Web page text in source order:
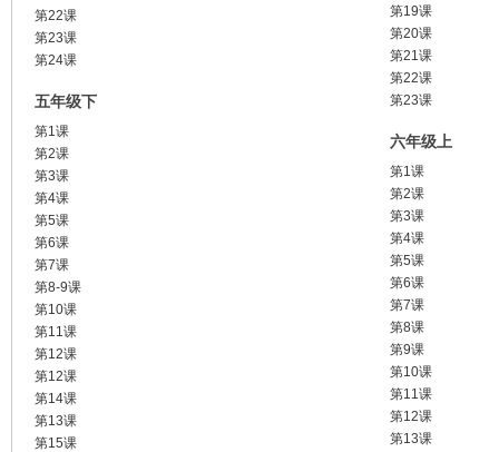
第22课
第23课
第24课
五年级下
第1课
第2课
第3课
第4课
第5课
第6课
第7课
第8-9课
第10课
第11课
第12课
第12课
第14课
第13课
第15课
第19课
第20课
第21课
第22课
第23课
六年级上
第1课
第2课
第3课
第4课
第5课
第6课
第7课
第8课
第9课
第10课
第11课
第12课
第13课